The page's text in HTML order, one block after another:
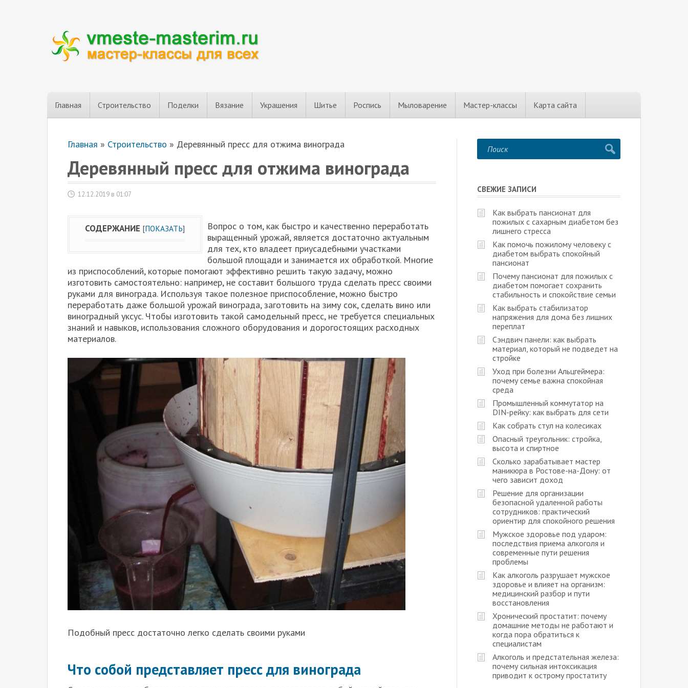
Главная Строительство Поделки Вязание Украшения Шитье Роспись Мыловарение Мастер-классы Карта сайта
Главная » Строительство » Деревянный пресс для отжима винограда
Деревянный пресс для отжима винограда
12.12.2019 в 01:07
СОДЕРЖАНИЕ [ПОКАЗАТЬ]
Вопрос о том, как быстро и качественно переработать
выращенный урожай, является достаточно актуальным
для тех, кто владеет приусадебными участками
большой площади и занимается их обработкой. Многие
из приспособлений, которые помогают эффективно решить такую задачу, можно
изготовить самостоятельно: например, не составит большого труда сделать пресс своими
руками для винограда. Используя такое полезное приспособление, можно быстро
переработать даже большой урожай винограда, заготовить на зиму сок, сделать вино или
виноградный уксус. Чтобы изготовить такой самодельный пресс, не требуется специальных
знаний и навыков, использования сложного оборудования и дорогостоящих расходных
материалов.
Подобный пресс достаточно легко сделать своими руками
Что собой представляет пресс для винограда
СВЕЖИЕ ЗАПИСИ
Как выбрать пансионат для
пожилых с сахарным диабетом без
лишнего стресса
Как помочь пожилому человеку с
диабетом выбрать спокойный
пансионат
Почему пансионат для пожилых с
диабетом помогает сохранить
стабильность и спокойствие семьи
Как выбрать стабилизатор
напряжения для дома без лишних
переплат
Сэндвич панели: как выбрать
материал, который не подведет на
стройке
Уход при болезни Альцгеймера:
почему семье важна спокойная
среда
Промышленный коммутатор на
DIN-рейку: как выбрать для сети
Как собрать стул на колесиках
Опасный треугольник: стройка,
высота и спиртное
Сколько зарабатывает мастер
маникюра в Ростове-на-Дону: от
чего зависит доход
Решение для организации
безопасной удаленной работы
сотрудников: практический
ориентир для спокойного решения
Мужское здоровье под ударом:
последствия приема алкоголя и
современные пути решения
проблемы
Как алкоголь разрушает мужское
здоровье и влияет на организм:
медицинский разбор и пути
восстановления
Хронический простатит: почему
домашние методы не работают и
когда пора обратиться к
специалистам
Алкоголь и предстательная железа:
почему сильная интоксикация
приводит к острому простатиту